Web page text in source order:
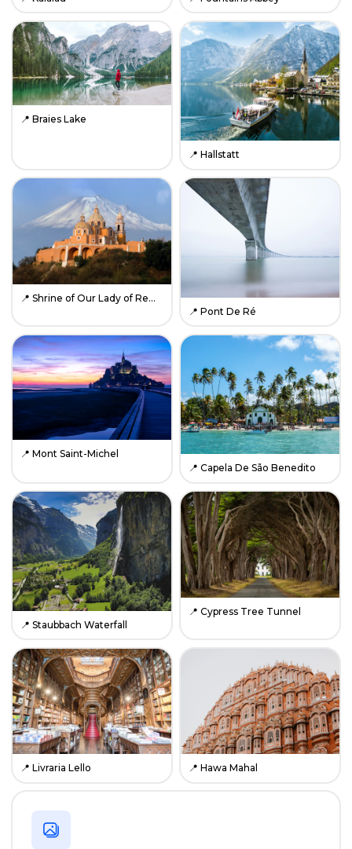
📍 Braies Lake
📍 Hallstatt
📍 Shrine of Our Lady of Remedies
📍 Pont De Ré
📍 Mont Saint-Michel
📍 Capela De São Benedito
📍 Staubbach Waterfall
📍 Cypress Tree Tunnel
📍 Livraria Lello 📍 Hawa Mahal